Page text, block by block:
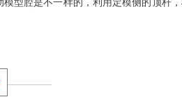
型腔是不一样的，利用定模侧的顶杆